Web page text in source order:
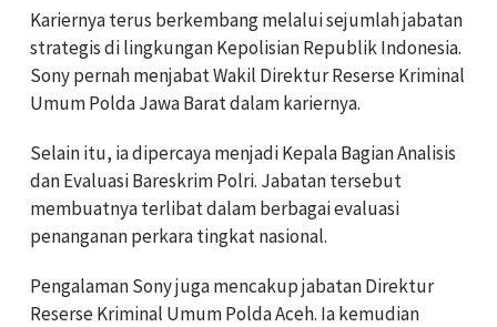
Kariernya terus berkembang melalui sejumlah jabatan
strategis di lingkungan Kepolisian Republik Indonesia.
Sony pernah menjabat Wakil Direktur Reserse Kriminal
Umum Polda Jawa Barat dalam kariernya.
Selain itu, ia dipercaya menjadi Kepala Bagian Analisis
dan Evaluasi Bareskrim Polri. Jabatan tersebut
membuatnya terlibat dalam berbagai evaluasi
penanganan perkara tingkat nasional.
Pengalaman Sony juga mencakup jabatan Direktur
Reserse Kriminal Umum Polda Aceh. Ia kemudian